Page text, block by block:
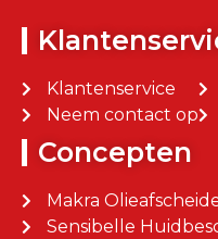
Klantenservice
Neem contact op
Concepten
Makra
Sensibelle